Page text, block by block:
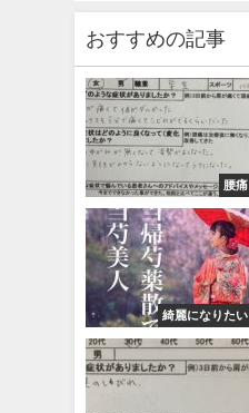
おすすめの記事
腰痛
綺麗になりたい